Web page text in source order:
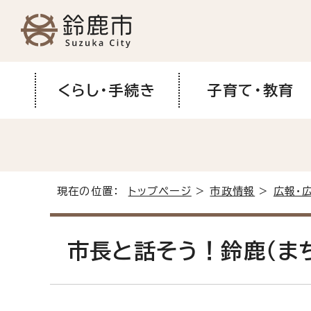
くらし・手続き 子育て・教育
現在の位置： トップページ >市政情報 > 広報・
市長と話そう！鈴鹿（ま